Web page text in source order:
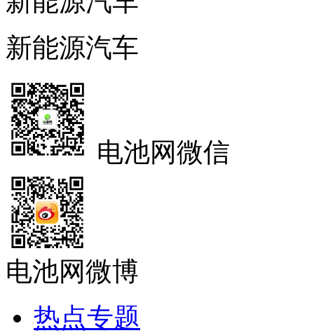
新能源汽车
电池网微信
电池网微博
热点专题